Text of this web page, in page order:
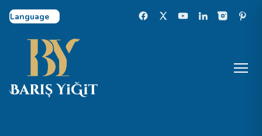
Select Language